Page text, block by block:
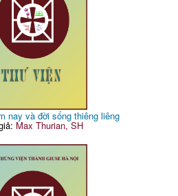
nay và đời sống thiêng liêng
Max Thurian, SH